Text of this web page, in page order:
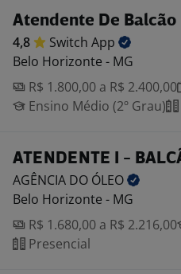
Atendente De Balcão
4,8 Switch App
Belo Horizonte - MG
R$ 1.800,00 a R$ 2.400,00
Ensino Médio (2º Grau)
ATENDENTE I -
AGÊNCIA DO ÓLEO
Belo Horizonte - MG
R$ 1.680,00 a R$ 2.216,00
Presencial